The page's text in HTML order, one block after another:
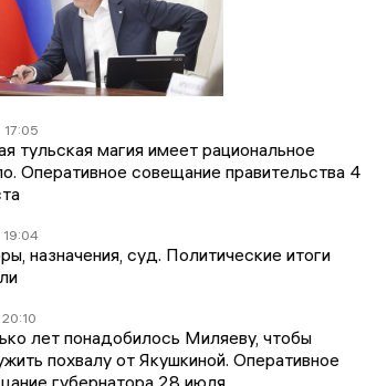
17:05
тульская магия имеет рациональное
Оперативное совещание правительства 4
19:04
назначения, суд. Политические итоги
20:10
лет понадобилось Миляеву, чтобы
похвалу от Якушкиной. Оперативное
губернатора 28 июля